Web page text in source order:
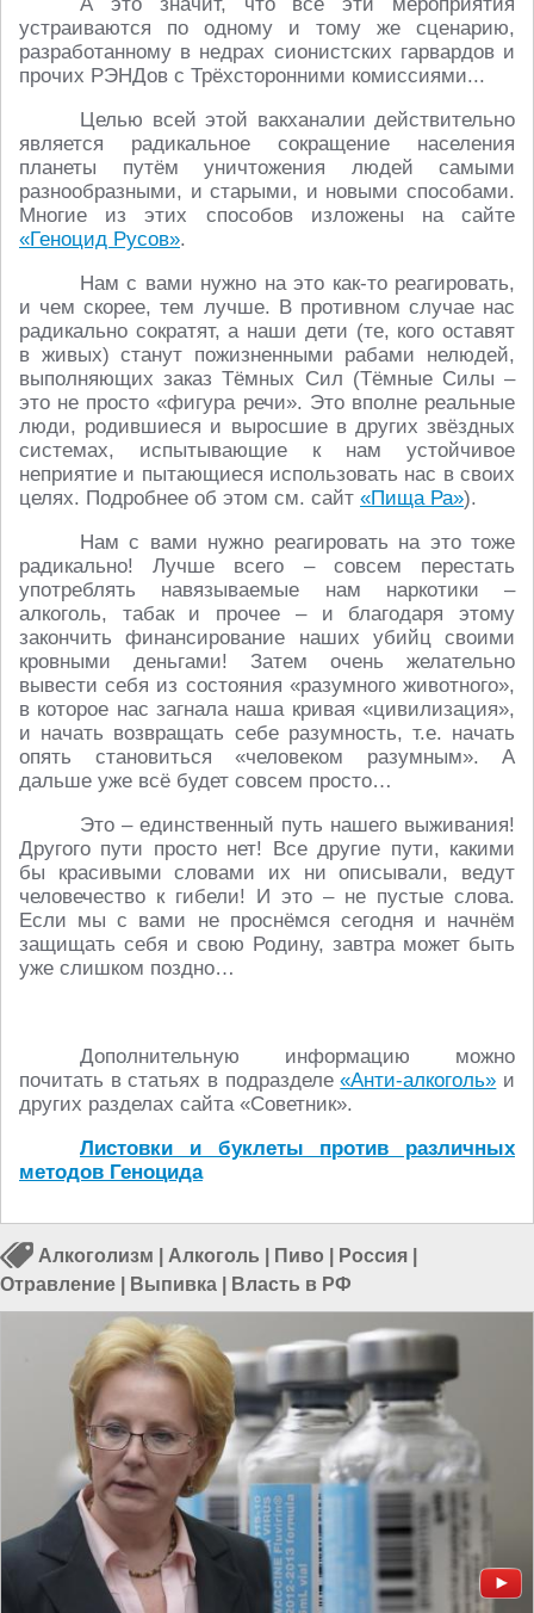
устраиваются по одному и тому же сценарию,
разработанному в недрах сионистских гарвардов и
прочих РЭНДов с Трёхсторонними комиссиями...
Целью всей этой вакханалии действительно
является радикальное сокращение населения
планеты путём уничтожения людей самыми
разнообразными, и старыми, и новыми способами.
Многие из этих способов изложены на сайте
«Геноцид Русов».
Нам с вами нужно на это как-то реагировать,
и чем скорее, тем лучше. В противном случае нас
радикально сократят, а наши дети (те, кого оставят
в живых) станут пожизненными рабами нелюдей,
выполняющих заказ Тёмных Сил (Тёмные Силы –
это не просто «фигура речи». Это вполне реальные
люди, родившиеся и выросшие в других звёздных
системах, испытывающие к нам устойчивое
неприятие и пытающиеся использовать нас в своих
целях. Подробнее об этом см. сайт «Пища Ра»).
Нам с вами нужно реагировать на это тоже
радикально! Лучше всего – совсем перестать
употреблять навязываемые нам наркотики –
алкоголь, табак и прочее – и благодаря этому
закончить финансирование наших убийц своими
кровными деньгами! Затем очень желательно
вывести себя из состояния «разумного животного»,
в которое нас загнала наша кривая «цивилизация»,
и начать возвращать себе разумность, т.е. начать
опять становиться «человеком разумным». А
дальше уже всё будет совсем просто…
Это – единственный путь нашего выживания!
Другого пути просто нет! Все другие пути, какими
бы красивыми словами их ни описывали, ведут
человечество к гибели! И это – не пустые слова.
Если мы с вами не проснёмся сегодня и начнём
защищать себя и свою Родину, завтра может быть
уже слишком поздно…
Дополнительную информацию можно
почитать в статьях в подразделе«Анти-алкоголь» и
других разделах сайта «Советник».
Листовки и буклеты против различных
методов Геноцида
Алкоголизм Алкоголь Пиво Россия
Отравление
Выпивка Власть в РФ